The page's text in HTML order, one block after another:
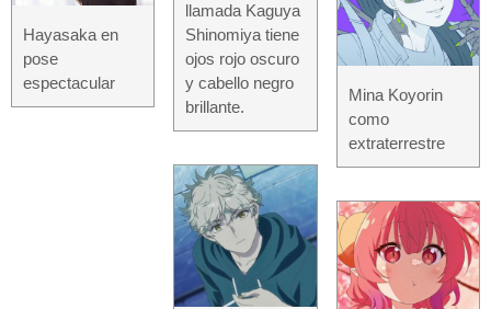
Hayasaka en
pose
espectacular
llamada Kaguya
Shinomiya tiene
ojos rojo oscuro
y cabello negro
brillante.
Mina Koyorin
como
extraterrestre